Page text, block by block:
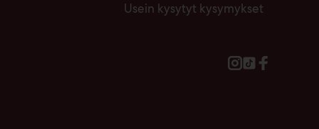
Usein kysytyt kysymykset